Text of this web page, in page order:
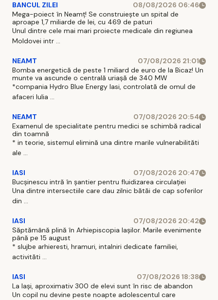
BANCUL ZILEI
08/08/2026 06:46
Mega-poiect în Neamț! Se construiește un spital de
aproape 1,7 miliarde de lei, cu 469 de paturi
Unul dintre cele mai mari proiecte medicale din regiunea
Moldovei intr ...
NEAMT
07/08/2026 21:01
Bomba energetică de peste 1 miliard de euro de la Bicaz! Un
munte va ascunde o centrală uriașă de 340 MW
*compania Hydro Blue Energy Iasi, controlată de omul de
afaceri Iulia ...
NEAMT
07/08/2026 20:54
Examenul de specialitate pentru medici se schimbă radical
din toamnă
* in teorie, sistemul elimină una dintre marile vulnerabilităti
ale ...
IASI
07/08/2026 20:47
Bucșinescu intră în șantier pentru fluidizarea circulației
Una dintre intersectiile care dau zilnic bătăi de cap soferilor
din ...
IASI
07/08/2026 20:42
Săptămână plină în Arhiepiscopia Iașilor. Marile evenimente
până pe 15 august
* slujbe arhieresti, hramuri, intalniri dedicate familiei,
activităti ...
IASI
07/08/2026 18:38
La Iași, aproximativ 300 de elevi sunt în risc de abandon
Un copil nu devine peste noapte adolescentul care